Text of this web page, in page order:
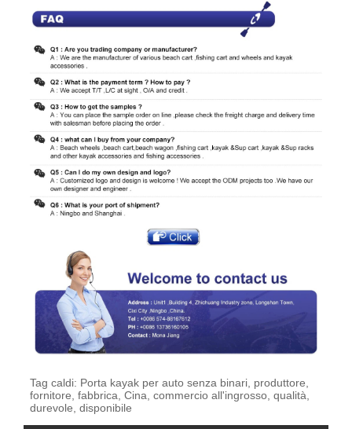
Tag caldi: Porta kayak per auto senza binari, produttore,
fornitore, fabbrica, Cina, commercio all'ingrosso, qualità,
durevole, disponibile